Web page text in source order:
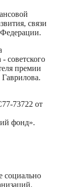
связи
советского
премии
73722 от
фонд».
социально